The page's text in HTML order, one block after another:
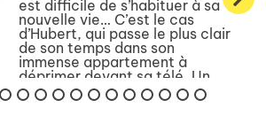
est difficile de s’habituer à sa
nouvelle vie… C’est le cas
d’Hubert, qui passe le plus clair
de son temps dans son
immense appartement à
déprimer devant sa télé. Un
beau jour, Manuela, une jeune
...